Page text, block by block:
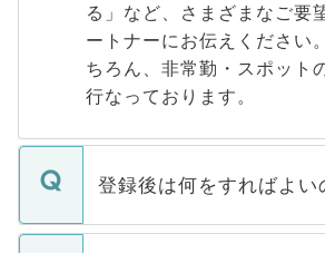
る」など、さまざまなご要
ートナーにお伝えください
ちろん、非常勤・スポット
行なっております。
登録後は何をすればよい
ご登録いただきましたら、